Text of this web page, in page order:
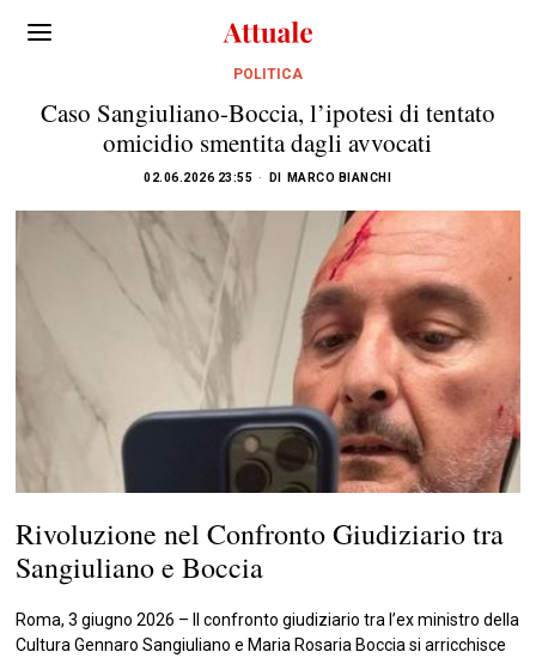
POLITICA
Caso Sangiuliano-Boccia, l’ipotesi di tentato
omicidio smentita dagli avvocati
02.06.2026 23:55 DI MARCO BIANCHI
Rivoluzione nel Confronto Giudiziario tra
Sangiuliano e Boccia
Roma, 3 giugno 2026 – Il confronto giudiziario tra l’ex ministro della
Cultura Gennaro Sangiuliano e Maria Rosaria Boccia si arricchisce